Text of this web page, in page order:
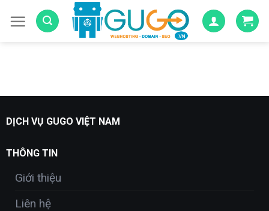
DỊCH VỤ GUGO VIỆT NAM
THÔNG TIN
Giới thiệu
Liên hệ